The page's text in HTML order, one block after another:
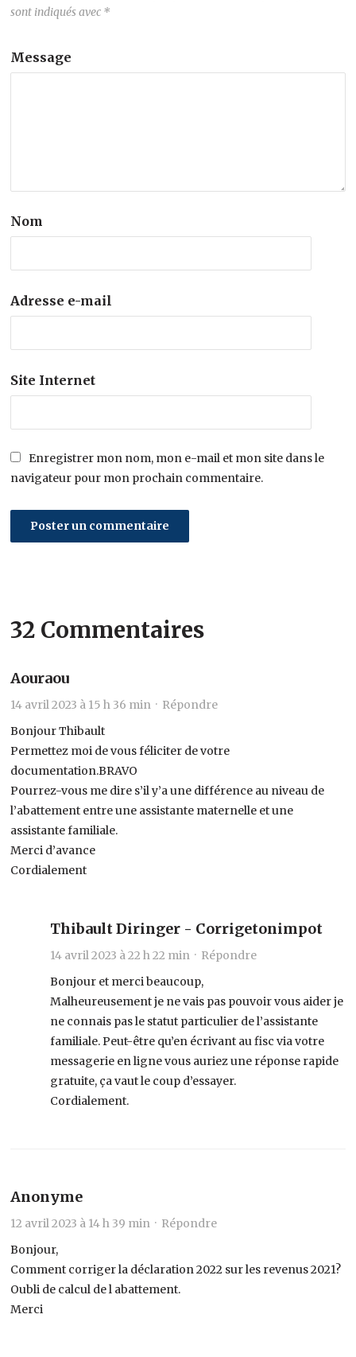
sont indiqués avec *
Message
Nom
Adresse e-mail
Site Internet
Enregistrer mon nom, mon e-mail et mon site dans le
navigateur pour mon prochain commentaire.
32 Commentaires
Aouraou
14 avril 2023 à 15 h 36 min · Répondre
Bonjour Thibault
Permettez moi de vous féliciter de votre
documentation.BRAVO
Pourrez-vous me dire s’il y’a une différence au niveau de
l’abattement entre une assistante maternelle et une
assistante familiale.
Merci d’avance
Cordialement
Thibault Diringer - Corrigetonimpot
14 avril 2023 à 22 h 22 min · Répondre
Bonjour et merci beaucoup,
Malheureusement je ne vais pas pouvoir vous aider je
ne connais pas le statut particulier de l’assistante
familiale. Peut-être qu’en écrivant au fisc via votre
messagerie en ligne vous auriez une réponse rapide
gratuite, ça vaut le coup d’essayer.
Cordialement.
Anonyme
12 avril 2023 à 14 h 39 min · Répondre
Bonjour,
Comment corriger la déclaration 2022 sur les revenus 2021?
Oubli de calcul de l abattement.
Merci